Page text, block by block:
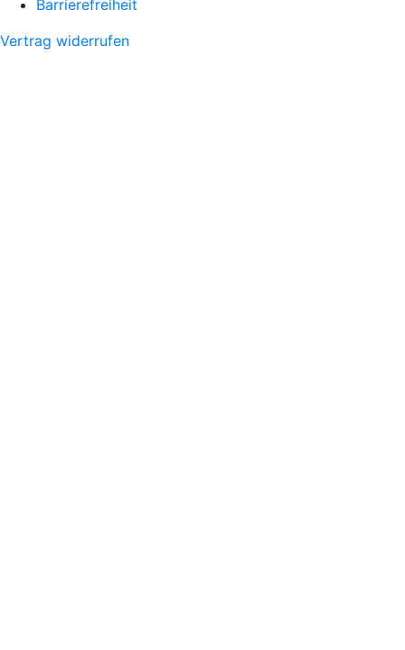
Barrierefreiheit
Vertrag widerrufen